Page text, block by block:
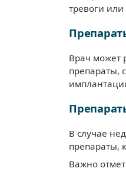
тревоги
Врач может
препараты,
В случае
препараты,
Важно